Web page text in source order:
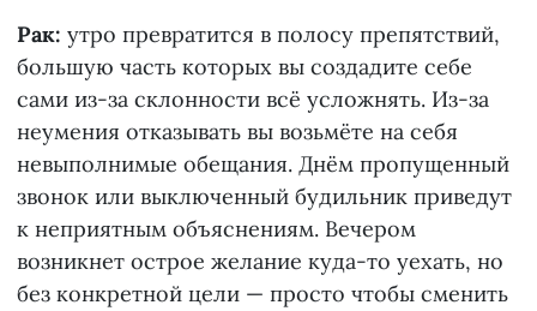
Рак: утро превратится в полосу препятствий,
большую часть которых вы создадите себе
сами из-за склонности всё усложнять. Из-за
неумения отказывать вы возьмёте на себя
невыполнимые обещания. Днём пропущенный
звонок или выключенный будильник приведут
к неприятным объяснениям. Вечером
возникнет острое желание куда-то уехать, но
без конкретной цели — просто чтобы сменить